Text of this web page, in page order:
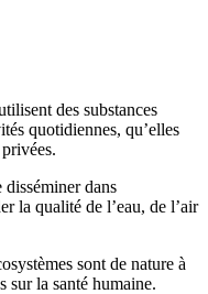
des substances
quotidiennes, qu’elles
disséminer dans
la qualité de l’eau, de l’air
sont de nature à
sur la santé humaine.